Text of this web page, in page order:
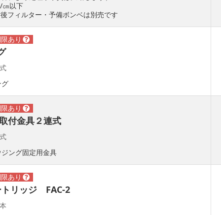
以下
フィルター・予備ボンベは別売です
付金具２連式
ング固定用金具
トリッジ FAC-2